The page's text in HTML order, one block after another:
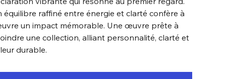
équilibre raffiné entre énergie et clarté confère à
un impact mémorable. Une œuvre prête à
une collection, alliant personnalité, clarté et
durable.